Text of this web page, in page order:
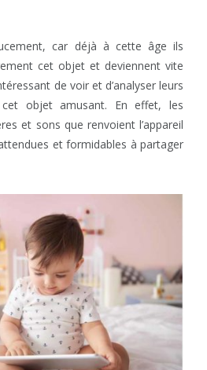
car déjà à cette âge ils
cet objet et deviennent vite
de voir et d’analyser leurs
objet amusant. En effet, les
et sons que renvoient l’appareil
et formidables à partager